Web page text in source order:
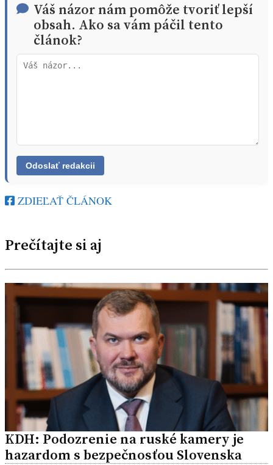
Váš názor nám pomôže tvoriť lepší
obsah. Ako sa vám páčil tento
článok?
ZDIEĽAŤ ČLÁNOK
Prečítajte si aj
KDH: Podozrenie na ruské kamery je
hazardom s bezpečnosťou Slovenska